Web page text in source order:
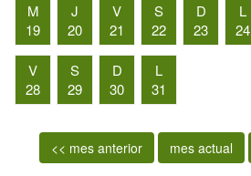
M
19
J
20
V
21
S
22
D
23
L
24
V
28
S
29
D
30
L
31
<< mes anterior mes actual